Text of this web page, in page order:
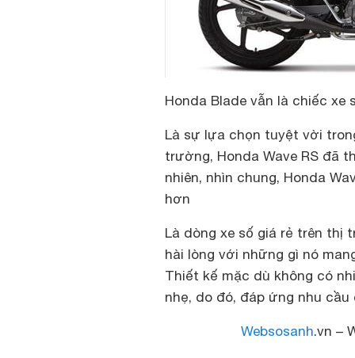
Honda Blade vẫn là chiếc
Là sự lựa chọn tuyệt vời
trường, Honda Wave RS đã
nhiên, nhìn chung, Honda
hơn
Là dòng xe số giá rẻ trên thị
hài lòng với những gì nó
Thiết kế mặc dù không có
nhẹ, do đó, đáp ứng nhu
Websosanh.vn –